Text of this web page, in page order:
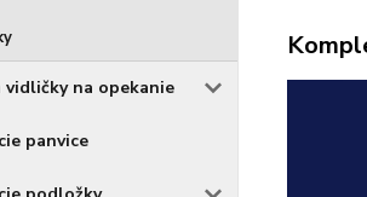
vidličky na opekanie
panvice